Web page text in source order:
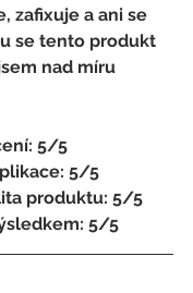
zafixuje a ani se
se tento produkt
nad míru
5/5
5/5
produktu: 5/5
5/5